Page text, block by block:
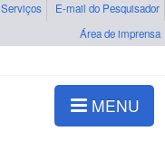
Serviços
E-mail do Pesquisador
Área de imprensa
MENU